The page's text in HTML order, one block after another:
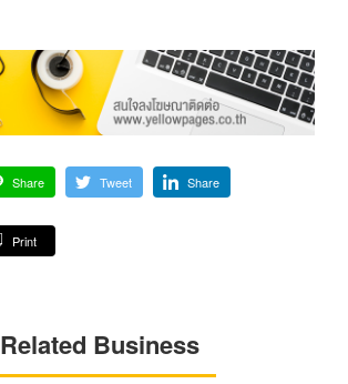
Share Tweet Share
Print
Related Business